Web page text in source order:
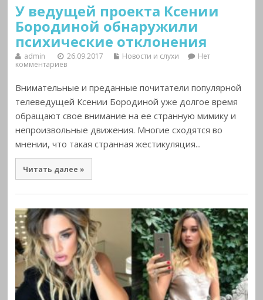
У ведущей проекта Ксении
Бородиной обнаружили
психические отклонения
admin 26.09.2017 Новости и слухи
Нет
комментариев
Внимательные и преданные почитатели популярной
телеведущей Ксении Бородиной уже долгое время
обращают свое внимание на ее странную мимику и
непроизвольные движения. Многие сходятся во
мнении, что такая странная жестикуляция...
Читать далее »